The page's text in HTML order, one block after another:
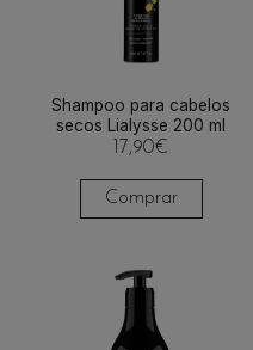
Shampoo para cabelos
secos Lialysse 200 ml
17,90€
Comprar